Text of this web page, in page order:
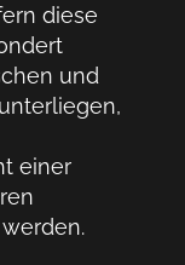
diese
und
einer
werden.